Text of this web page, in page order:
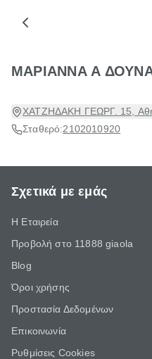
ΜΑΡΙΑΝΝΑ Α
ΧΑΤΖΗΔΑΚΗ ΓΕΩΡΓ. 15,
Σταθερό:2102010920
Σχετικά με εμάς
Η Εταιρεία
Προβολή στο 11888 giaola
Blog
Όροι χρήσης
Προστασία Δεδομένων
Επικοινωνία
Ρυθμίσεις Cookies